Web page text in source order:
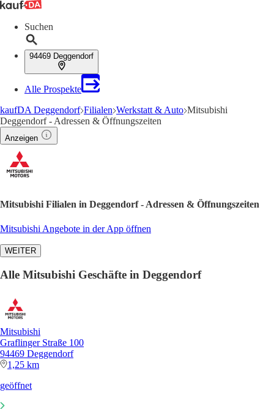
Suchen
94469 Deggendorf
Alle Prospekte
kaufDA Deggendorf Filialen Werkstatt & Auto Mitsubishi
Deggendorf - Adressen & Öffnungszeiten
Anzeigen
Mitsubishi Filialen in Deggendorf - Adressen & Öffnungszeiten
Mitsubishi Angebote in der App öffnen
WEITER
Alle Mitsubishi Geschäfte in Deggendorf
Mitsubishi
Graflinger Straße 100
94469 Deggendorf
1,25 km
geöffnet